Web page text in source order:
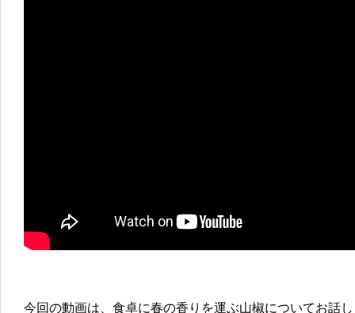
今回の動画は、食卓に春の香りを運ぶ山椒についてお話